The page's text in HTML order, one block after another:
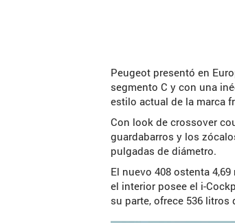
Peugeot presentó en
segmento C y con una
estilo actual de la marca
Con look de crossover
guardabarros y los
pulgadas de diámetro.
El nuevo 408 ostenta
el interior posee el i-
su parte, ofrece 536 litros